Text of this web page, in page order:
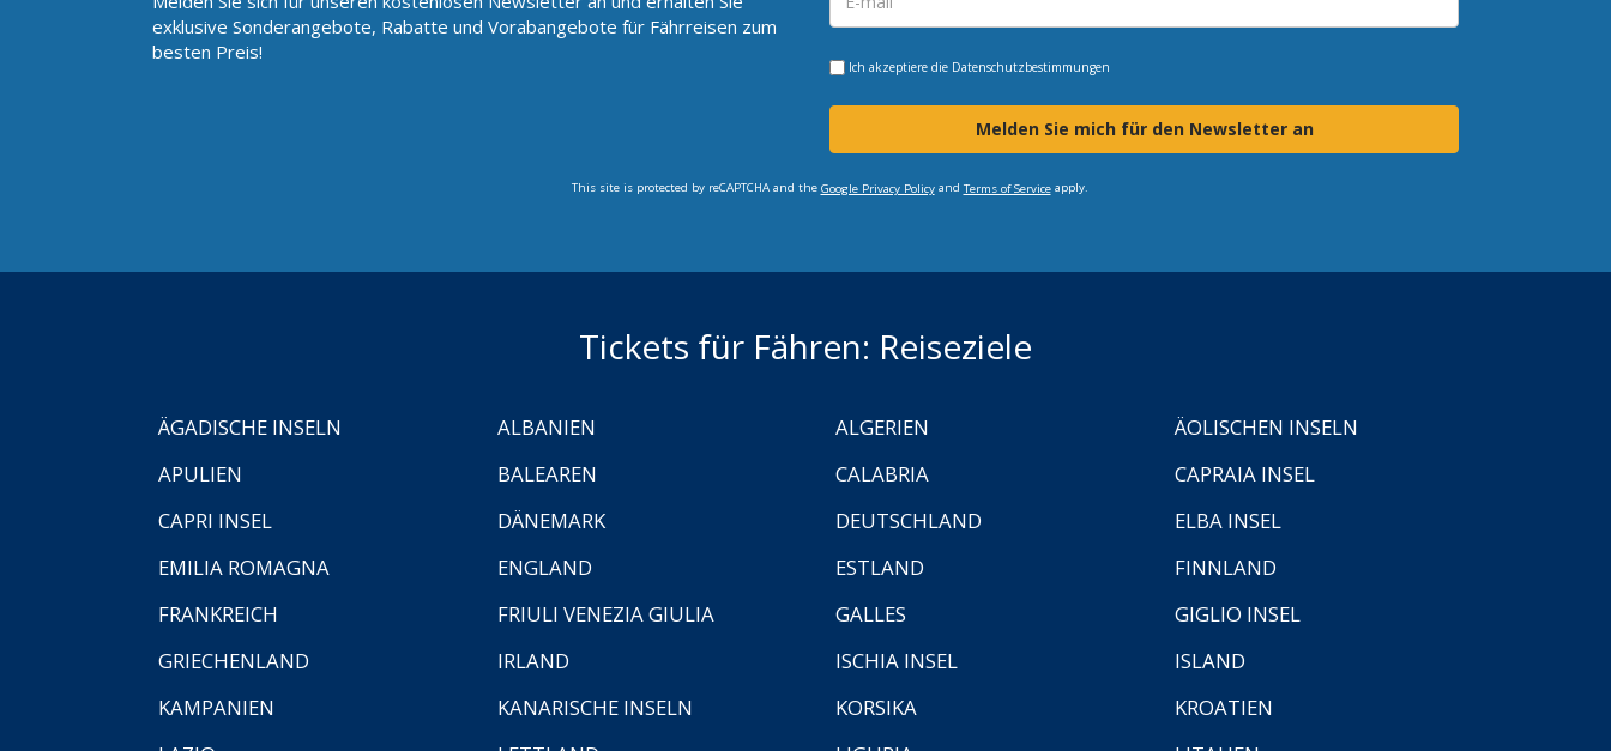
exklusive Sonderangebote, Rabatte und Vorabangebote für Fährreisen zum
besten Preis!
Ich akzeptiere die Datenschutzbestimmungen
Melden Sie mich für den Newsletter an
This site is protected by reCAPTCHA and the Google Privacy Policyand Terms of Serviceapply.
Tickets für Fähren: Reiseziele
ÄGADISCHE INSELN ALBANIEN ALGERIEN
ÄOLISCHEN INSELN
APULIEN
BALEAREN CALABRIA
CAPRAIA INSEL
CAPRI INSEL
DÄNEMARK DEUTSCHLAND
ELBA INSEL
EMILIA ROMAGNA
ENGLAND ESTLAND
FINNLAND
FRANKREICH
FRIULI VENEZIA GIULIA GALLES
GIGLIO INSEL
GRIECHENLAND
IRLAND ISCHIA INSEL
ISLAND
KAMPANIEN
KANARISCHE INSELN KORSIKA
KROATIEN